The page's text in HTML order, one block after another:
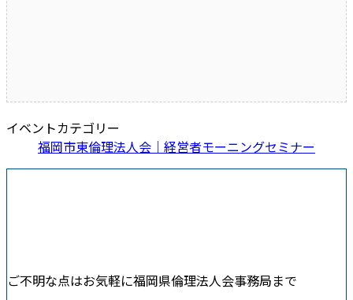
イベントカテゴリー
福岡市東倫理法人会｜経営者モーニングセミナー
ご不明な点はお気軽に福岡県倫理法人会事務局まで